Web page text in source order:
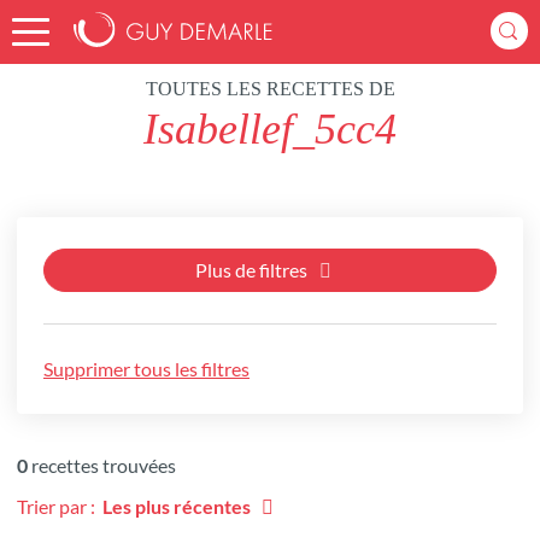
Accueil Recettes
TOUTES LES RECETTES DE
Isabellef_5cc4
Plus de filtres
Supprimer tous les filtres
0 recettes trouvées
Trier par : Les plus récentes